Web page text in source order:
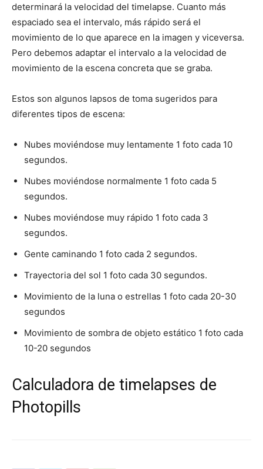
determinará la velocidad del timelapse. Cuanto más
espaciado sea el intervalo, más rápido será el
movimiento de lo que aparece en la imagen y viceversa.
Pero debemos adaptar el intervalo a la velocidad de
movimiento de la escena concreta que se graba.
Estos son algunos lapsos de toma sugeridos para
diferentes tipos de escena:
Nubes moviéndose muy lentamente 1 foto cada 10
segundos.
Nubes moviéndose normalmente 1 foto cada 5
segundos.
Nubes moviéndose muy rápido 1 foto cada 3
segundos.
Gente caminando 1 foto cada 2 segundos.
Trayectoria del sol 1 foto cada 30 segundos.
Movimiento de la luna o estrellas 1 foto cada 20-30
segundos
Movimiento de sombra de objeto estático 1 foto cada
10-20 segundos
Calculadora de timelapses de
Photopills